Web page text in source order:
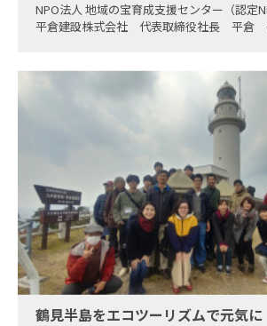
NPO法人 地域の宝育成支援センター（認定
平倉建設株式会社 代表取締役社長 平倉
鶴見半島をエコツーリズムで元気に